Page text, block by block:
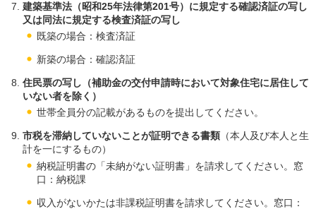
建築基準法（昭和25年法律第201号）に規定する確認済証の写し
又は同法に規定する検査済証の写し
既築の場合：検査済証
新築の場合：確認済証
住民票の写し（補助金の交付申請時において対象住宅に居住して
いない者を除く）
世帯全員分の記載があるものを提出してください。
市税を滞納していないことが証明できる書類 （本人及び本人と生
計を一にするもの）
納税証明書の「未納がない証明書」を請求してください。窓
口：納税課
収入がないかたは非課税証明書を請求してください。窓口：